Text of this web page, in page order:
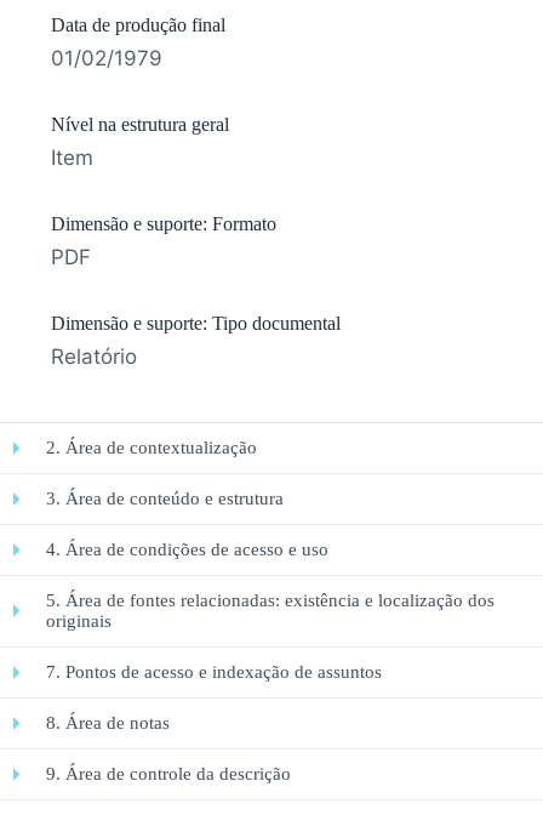
Data de produção final
01/02/1979
Nível na estrutura geral
Item
Dimensão e suporte: Formato
PDF
Dimensão e suporte: Tipo documental
Relatório
2. Área de contextualização
3. Área de conteúdo e estrutura
4. Área de condições de acesso e uso
5. Área de fontes relacionadas: existência e localização dos
originais
7. Pontos de acesso e indexação de assuntos
8. Área de notas
9. Área de controle da descrição